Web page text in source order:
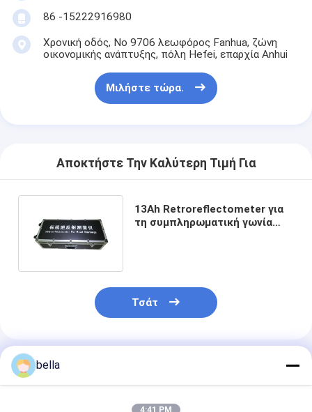
86 -15222916980
Χρονική οδός, Νο 9706 λεωφόρος Fanhua, ζώνη
οικονομικής ανάπτυξης, πόλη Hefei, επαρχία Anhui
Μιλήστε τώρα.
Αποκτήστε Την Καλύτερη Τιμή Για
13Ah Retroreflectometer για
τη συμπληρωματική γωνία
Τσάτ
Συνιστώμενα Προϊόντα
bella
4:41 PM